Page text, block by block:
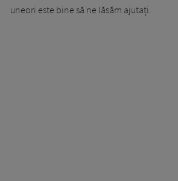
uneori este bine să ne lăsăm ajutați.